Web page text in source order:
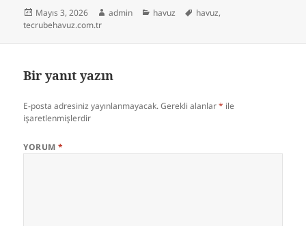
Yayın
tarihi
Mayıs 3, 2026 Yazar
admin Kategoriler
havuz Etiketler
havuz,
tecrubehavuz.com.tr
Bir yanıt yazın
E-posta adresiniz yayınlanmayacak. Gerekli alanlar* ile
işaretlenmişlerdir
YORUM*